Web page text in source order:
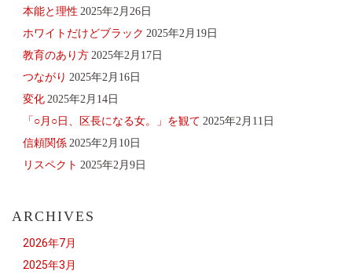
本能と理性 2025年2月26日
ホワイトだけどブラック 2025年2月19日
教育のあり方 2025年2月17日
つながり 2025年2月16日
変化 2025年2月14日
「○月○日、区長になる女。」を観て 2025年2月11日
信頼関係 2025年2月10日
リスペクト 2025年2月9日
ARCHIVES
2026年7月
2025年3月